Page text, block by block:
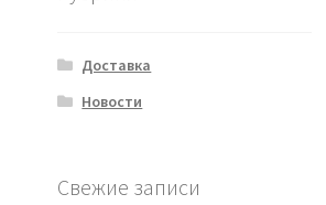
Доставка
Новости
Свежие записи